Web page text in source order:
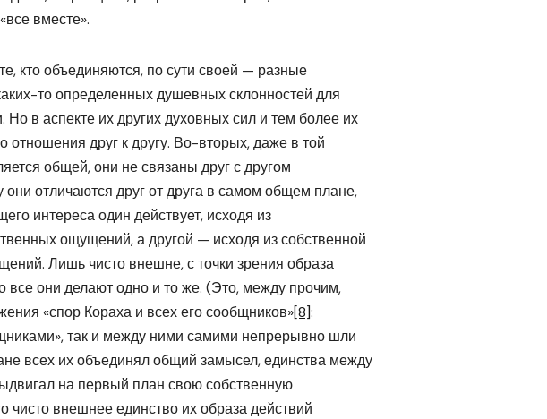
вместе».
кто объединяются, по сути своей — разные
то определенных душевных склонностей для
в аспекте их других духовных сил и тем более их
отношения друг к другу. Во-вторых, даже в той
общей, они не связаны друг с другом
отличаются друг от друга в самом общем плане,
интереса один действует, исходя из
ощущений, а другой — исходя из собственной
Лишь чисто внешне, с точки зрения образа
все они делают одно и то же. (Это, между прочим,
«спор Кораха и всех его сообщников»[8]:
так и между ними самими непрерывно шли
всех их объединял общий замысел, единства между
на первый план свою собственную
чисто внешнее единство их образа действий